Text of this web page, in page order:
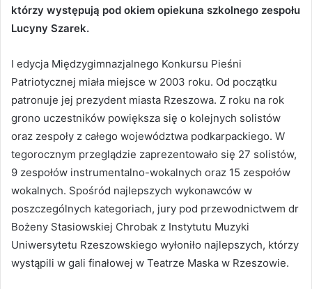
którzy występują pod okiem opiekuna szkolnego zespołu
Lucyny Szarek.
I edycja Międzygimnazjalnego Konkursu Pieśni
Patriotycznej miała miejsce w 2003 roku. Od początku
patronuje jej prezydent miasta Rzeszowa. Z roku na rok
grono uczestników powiększa się o kolejnych solistów
oraz zespoły z całego województwa podkarpackiego. W
tegorocznym przeglądzie zaprezentowało się 27 solistów,
9 zespołów instrumentalno-wokalnych oraz 15 zespołów
wokalnych. Spośród najlepszych wykonawców w
poszczególnych kategoriach, jury pod przewodnictwem dr
Bożeny Stasiowskiej Chrobak z Instytutu Muzyki
Uniwersytetu Rzeszowskiego wyłoniło najlepszych, którzy
wystąpili w gali finałowej w Teatrze Maska w Rzeszowie.